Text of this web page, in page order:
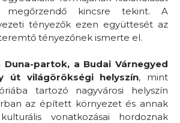
megőrzendő kincsre tekint. A
tényezők ezen együttesét az
tényezőnek ismerte el.
Duna-partok, a Budai Várnegyed
út világörökségi helyszín, mint
tartozó nagyvárosi helyszín
az épített környezet és annak
vonatkozásai hordoznak